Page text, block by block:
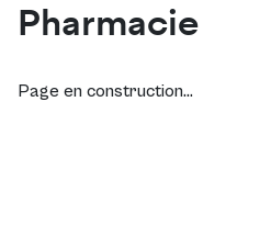
Pharmacie
Page en construction...